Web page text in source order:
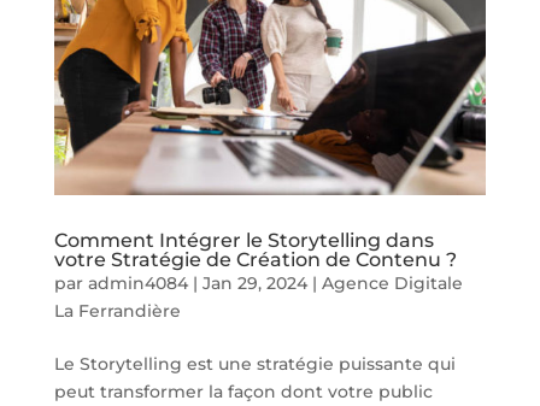
Comment Intégrer le Storytelling dans
votre Stratégie de Création de Contenu ?
par admin4084| Jan 29, 2024| Agence Digitale
La Ferrandière
Le Storytelling est une stratégie puissante qui
peut transformer la façon dont votre public